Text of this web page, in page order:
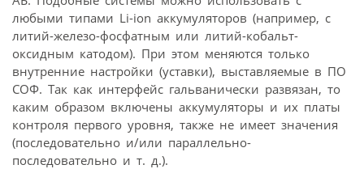
любыми типами Li-ion аккумуляторов (например, с
литий-железо-фосфатным или литий-кобальт-
оксидным катодом). При этом меняются только
внутренние настройки (уставки), выставляемые в ПО
СОФ. Так как интерфейс гальванически развязан, то
каким образом включены аккумуляторы и их платы
контроля первого уровня, также не имеет значения
(последовательно и/или параллельно-
последовательно и т. д.).